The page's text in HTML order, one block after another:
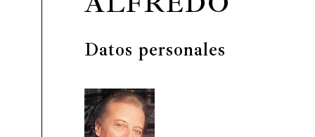
Datos personales